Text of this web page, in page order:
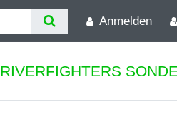
Anmelden
RIVERFIGHTERS